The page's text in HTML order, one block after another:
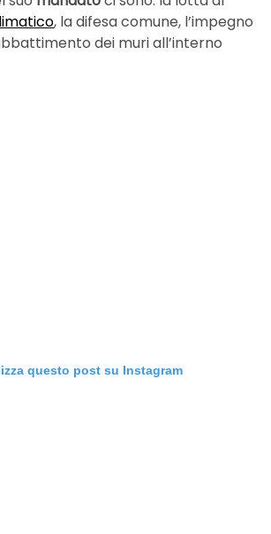
, la difesa comune, l’impegno
dei muri all’interno
questo post su Instagram